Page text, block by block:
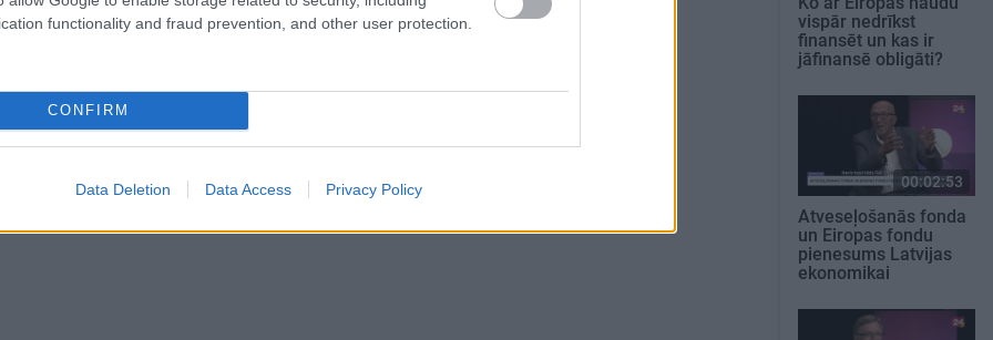
functionality and fraud prevention, and other user protection.
CONFIRM
Data Deletion Data Access Privacy Policy
vispār nedrīkst
finansēt un kas ir
jāfinansē obligāti?
00:02:53
Atveseļošanās fonda
un Eiropas fondu
pienesums Latvijas
ekonomikai